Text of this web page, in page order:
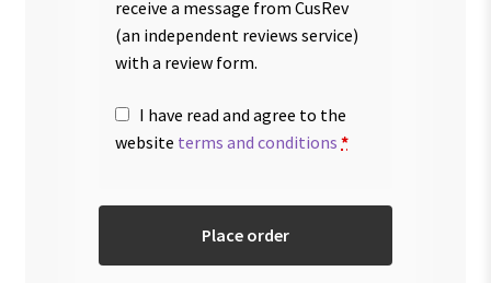
receive a message from CusRev
(an independent reviews service)
with a review form.
I have read and agree to the
website terms and conditions *
Place order